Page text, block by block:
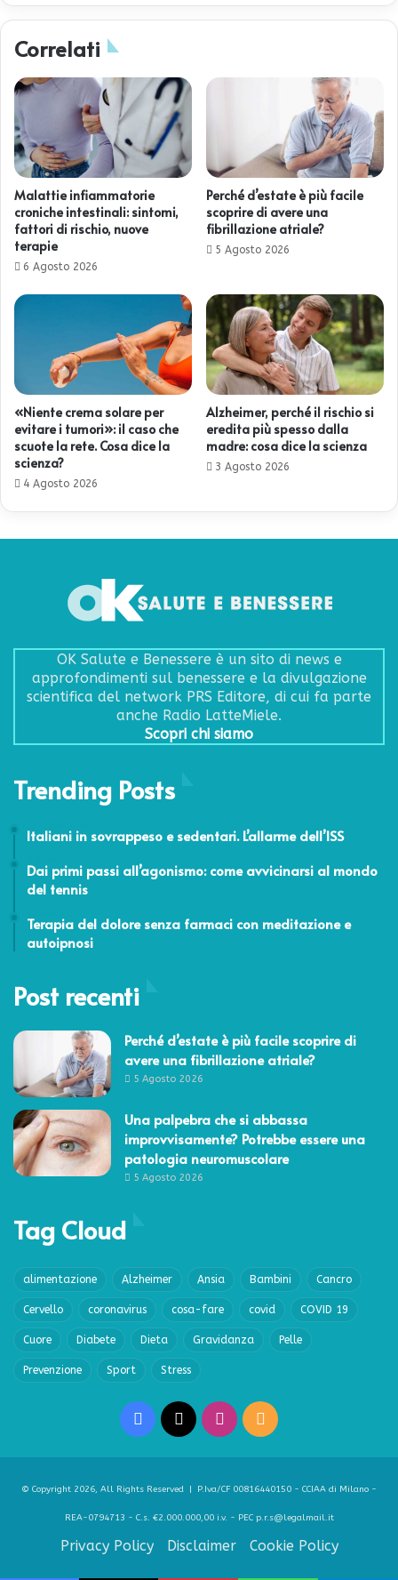
Correlati
Malattie infiammatorie
croniche intestinali: sintomi,
fattori di rischio, nuove
terapie
6 Agosto 2026
Perché d’estate è più facile
scoprire di avere una
fibrillazione atriale?
5 Agosto 2026
«Niente crema solare per
evitare i tumori»: il caso che
scuote la rete. Cosa dice la
scienza?
4 Agosto 2026
Alzheimer, perché il rischio si
eredita più spesso dalla
madre: cosa dice la scienza
3 Agosto 2026
OK Salute e Benessere è un sito di news e
approfondimenti sul benessere e la divulgazione
scientifica del network PRS Editore, di cui fa parte
anche Radio LatteMiele.
Scopri chi siamo
Trending Posts
Italiani in sovrappeso e sedentari. L’allarme dell’ISS
Dai primi passi all’agonismo: come avvicinarsi al mondo
del tennis
Terapia del dolore senza farmaci con meditazione e
autoipnosi
Post recenti
Perché d’estate è più facile scoprire di
avere una fibrillazione atriale?
5 Agosto 2026
Una palpebra che si abbassa
improvvisamente? Potrebbe essere una
patologia neuromuscolare
5 Agosto 2026
Tag Cloud
alimentazione Alzheimer Ansia Bambini Cancro
Cervello coronavirus cosa-fare covid COVID 19
Cuore Diabete Dieta Gravidanza Pelle
Prevenzione Sport Stress
Facebook Instagram
RSS
© Copyright 2026, All Rights Reserved | P.Iva/CF 00816440150 - CCIAA di Milano -
REA-0794713 - C.s. €2.000.000,00 i.v. - PEC p.r.s@legalmail.it
Privacy Policy Disclaimer Cookie Policy